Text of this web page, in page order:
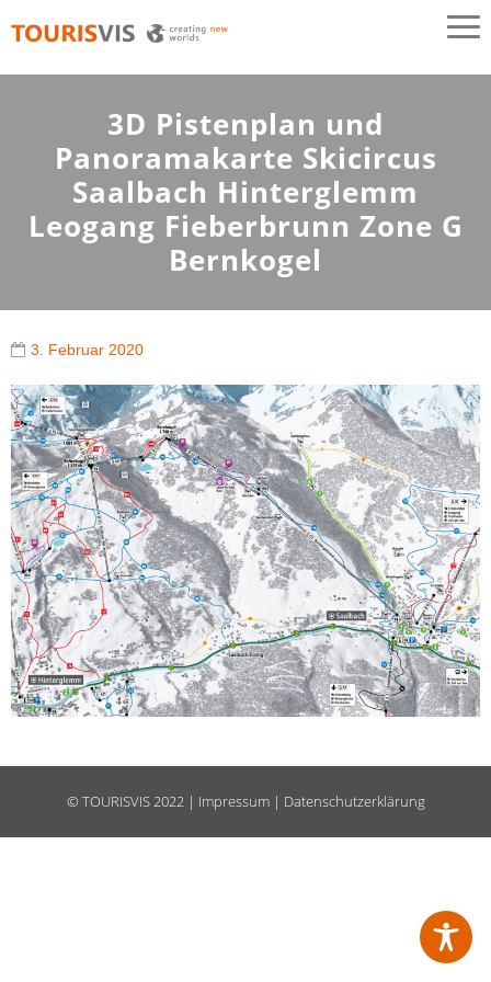
TOURISVIS
3D Panoramakarten aus Österreich
3D Pistenplan und
Panoramakarte Skicircus
Saalbach Hinterglemm
Leogang Fieberbrunn Zone G
Bernkogel
3. Februar 2020
©TOURISVIS2022 | Impressum| Datenschutzerklärung